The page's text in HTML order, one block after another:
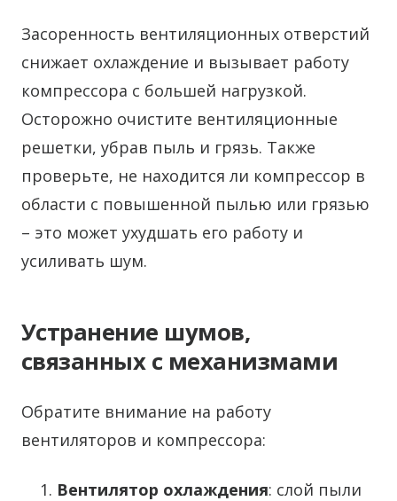
Засоренность вентиляционных отверстий
снижает охлаждение и вызывает работу
компрессора с большей нагрузкой.
Осторожно очистите вентиляционные
решетки, убрав пыль и грязь. Также
проверьте, не находится ли компрессор в
области с повышенной пылью или грязью
– это может ухудшать его работу и
усиливать шум.
Устранение шумов,
связанных с механизмами
Обратите внимание на работу
вентиляторов и компрессора:
Вентилятор охлаждения: слой пыли